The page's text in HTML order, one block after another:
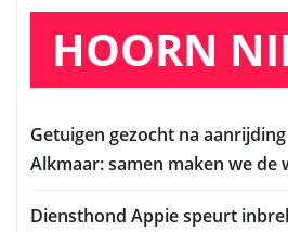
HOORN
Getuigen gezocht na
Alkmaar: samen maken we de
Diensthond Appie speurt